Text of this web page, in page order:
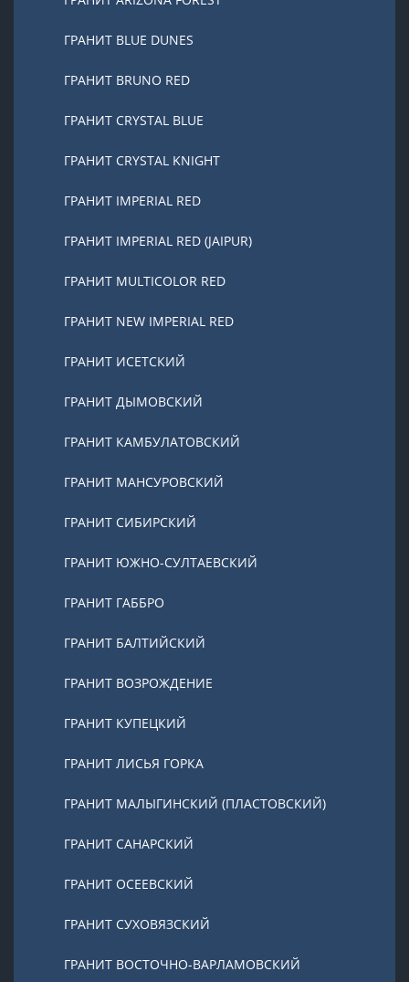
ГРАНИТ BLUE DUNES
ГРАНИТ BRUNO RED
ГРАНИТ CRYSTAL BLUE
ГРАНИТ CRYSTAL KNIGHT
ГРАНИТ IMPERIAL RED
ГРАНИТ IMPERIAL RED (JAIPUR)
ГРАНИТ MULTICOLOR RED
ГРАНИТ NEW IMPERIAL RED
ГРАНИТ ИСЕТСКИЙ
ГРАНИТ ДЫМОВСКИЙ
ГРАНИТ КАМБУЛАТОВСКИЙ
ГРАНИТ МАНСУРОВСКИЙ
ГРАНИТ СИБИРСКИЙ
ГРАНИТ ЮЖНО-СУЛТАЕВСКИЙ
ГРАНИТ ГАББРО
ГРАНИТ БАЛТИЙСКИЙ
ГРАНИТ ВОЗРОЖДЕНИЕ
ГРАНИТ КУПЕЦКИЙ
ГРАНИТ ЛИСЬЯ ГОРКА
ГРАНИТ МАЛЫГИНСКИЙ (ПЛАСТОВСКИЙ)
ГРАНИТ САНАРСКИЙ
ГРАНИТ ОСЕЕВСКИЙ
ГРАНИТ СУХОВЯЗСКИЙ
ГРАНИТ ВОСТОЧНО-ВАРЛАМОВСКИЙ